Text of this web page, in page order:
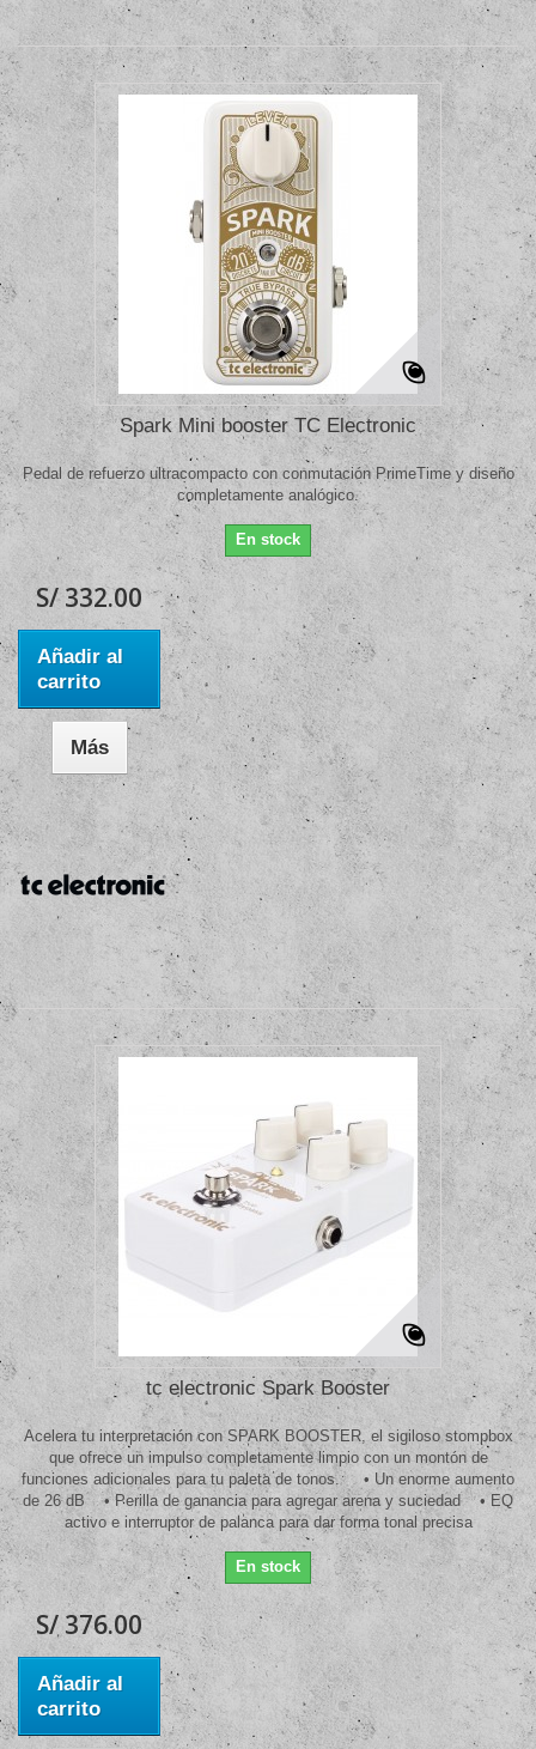
Spark Mini booster TC Electronic
Pedal de refuerzo ultracompacto con conmutación PrimeTime y diseño
completamente analógico.
En stock
S/ 332.00
Añadir al
carrito
Más
tc electronic Spark Booster
Acelera tu interpretación con SPARK BOOSTER, el sigiloso stompbox
que ofrece un impulso completamente limpio con un montón de
funciones adicionales para tu paleta de tonos. • Un enorme aumento
de 26 dB • Perilla de ganancia para agregar arena y suciedad • EQ
activo e interruptor de palanca para dar forma tonal precisa
En stock
S/ 376.00
Añadir al
carrito